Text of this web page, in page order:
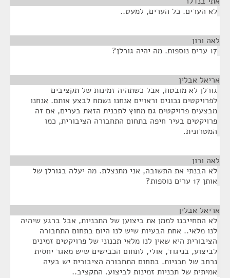
לא הערים. כל הערים, למעט..
לאה ורון
17 ערים נוספות. מה יהיה גורלן?
אריאל אבלין
גורלן לא מובטח, אבל כשתהיה זמינות של תקציבים
לפרויקטים נכונים וראויים אנחנו נשמח לבצע אותם. אנחנו
מבצעים פרויקטים גם מחוץ לתכנית הזאת בערים, אם זה
פרויקטים בעיר חיפה בתחום התחבורה הציבורית, כמו
המטרונית.
לאה ורון
לא הבנתי את התשובה, אני מתנצלת. מה יעלה בגורלן של
אותן 17 ערים נוספות?
אריאל אבלין
לא התחייבנו לממן את ביצוען של התכניות, אבל ברגע שיהיה
לנו מלאי.. אחת הבעיות שיש לנו היום בתחום התחבורה
הציבורית היא שאין לנו מלאי תכנוני של פרויקטים זמינים
לביצוע, בניגוד, אולי, לתחום הכבישים שיש מאגר יחסית
נרחב של תכניות. בתחום התחבורה הציבורית יש בעיה
אמיתית של תכניות זמינות לביצוע. התקציב..